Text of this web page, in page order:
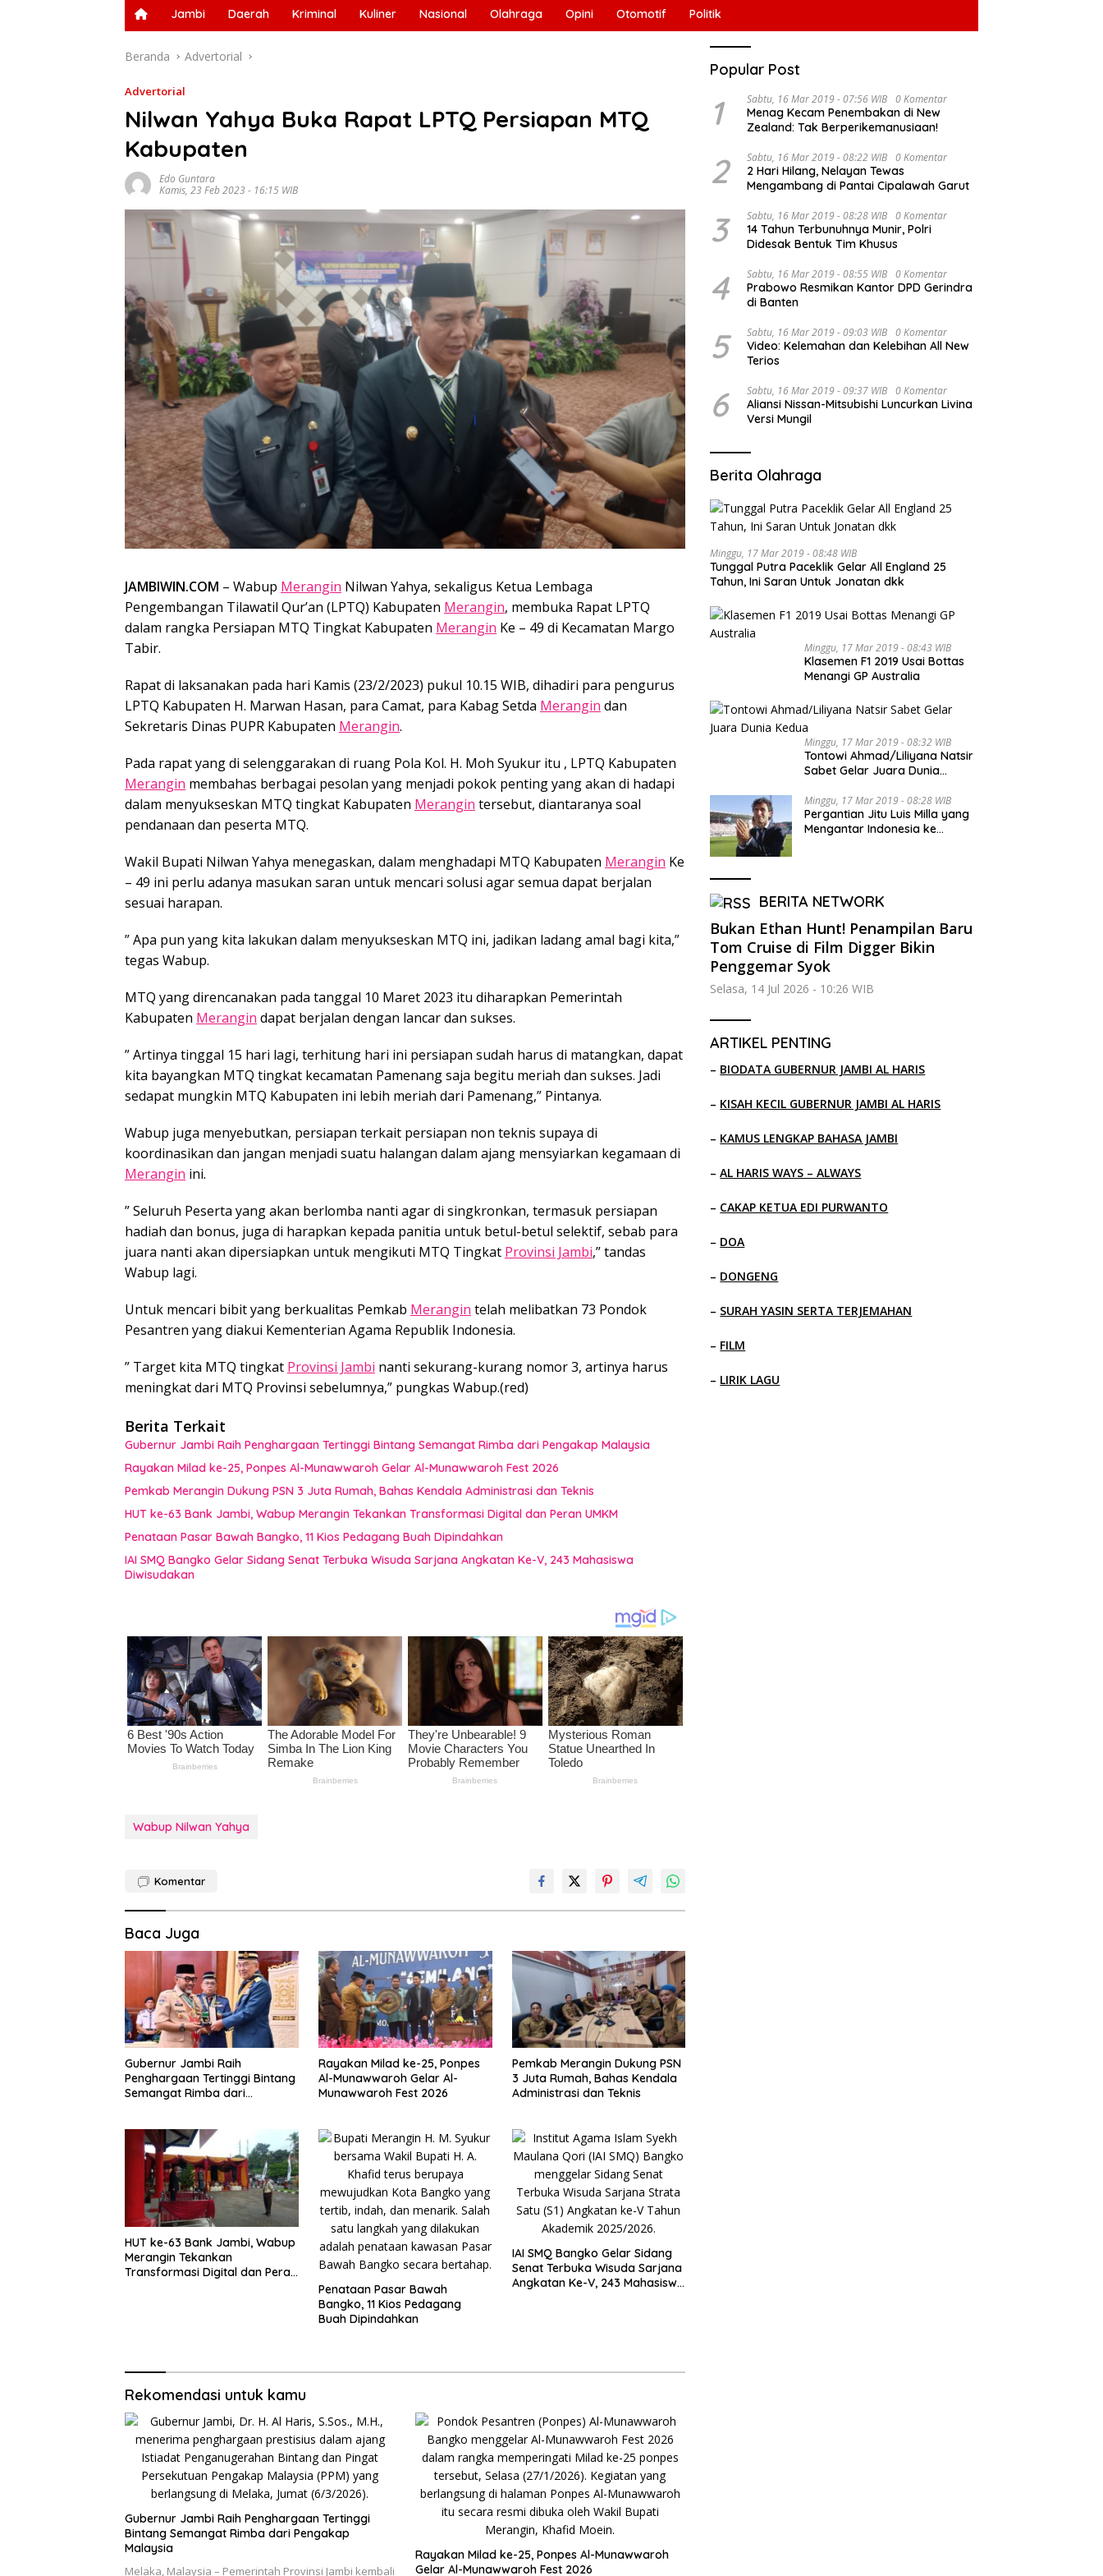
Jambi Daerah Kriminal Kuliner Nasional Olahraga Opini Otomotif Politik
Beranda Advertorial
Advertorial
Nilwan Yahya Buka Rapat LPTQ Persiapan MTQ
Kabupaten
Edo Guntara
Kamis, 23 Feb 2023 - 16:15 WIB
JAMBIWIN.COM – Wabup Merangin Nilwan Yahya, sekaligus Ketua Lembaga
Pengembangan Tilawatil Qur’an (LPTQ) Kabupaten Merangin, membuka Rapat LPTQ
dalam rangka Persiapan MTQ Tingkat Kabupaten Merangin Ke – 49 di Kecamatan Margo
Tabir.
Rapat di laksanakan pada hari Kamis (23/2/2023) pukul 10.15 WIB, dihadiri para pengurus
LPTQ Kabupaten H. Marwan Hasan, para Camat, para Kabag Setda Merangin dan
Sekretaris Dinas PUPR Kabupaten Merangin.
Pada rapat yang di selenggarakan di ruang Pola Kol. H. Moh Syukur itu , LPTQ Kabupaten
Merangin membahas berbagai pesolan yang menjadi pokok penting yang akan di hadapi
dalam menyukseskan MTQ tingkat Kabupaten Merangin tersebut, diantaranya soal
pendanaan dan peserta MTQ.
Wakil Bupati Nilwan Yahya menegaskan, dalam menghadapi MTQ Kabupaten Merangin Ke
– 49 ini perlu adanya masukan saran untuk mencari solusi agar semua dapat berjalan
sesuai harapan.
” Apa pun yang kita lakukan dalam menyukseskan MTQ ini, jadikan ladang amal bagi kita,”
tegas Wabup.
MTQ yang direncanakan pada tanggal 10 Maret 2023 itu diharapkan Pemerintah
Kabupaten Merangin dapat berjalan dengan lancar dan sukses.
” Artinya tinggal 15 hari lagi, terhitung hari ini persiapan sudah harus di matangkan, dapat
kita bayangkan MTQ tingkat kecamatan Pamenang saja begitu meriah dan sukses. Jadi
sedapat mungkin MTQ Kabupaten ini lebih meriah dari Pamenang,” Pintanya.
Wabup juga menyebutkan, persiapan terkait persiapan non teknis supaya di
koordinasikan dan jangan menjadi suatu halangan dalam ajang mensyiarkan kegamaan di
Merangin ini.
” Seluruh Peserta yang akan berlomba nanti agar di singkronkan, termasuk persiapan
hadiah dan bonus, juga di harapkan kepada panitia untuk betul-betul selektif, sebab para
juara nanti akan dipersiapkan untuk mengikuti MTQ Tingkat Provinsi Jambi,” tandas
Wabup lagi.
Untuk mencari bibit yang berkualitas Pemkab Merangin telah melibatkan 73 Pondok
Pesantren yang diakui Kementerian Agama Republik Indonesia.
” Target kita MTQ tingkat Provinsi Jambi nanti sekurang-kurang nomor 3, artinya harus
meningkat dari MTQ Provinsi sebelumnya,” pungkas Wabup.(red)
Berita Terkait
Gubernur Jambi Raih Penghargaan Tertinggi Bintang Semangat Rimba dari Pengakap Malaysia
Rayakan Milad ke-25, Ponpes Al-Munawwaroh Gelar Al-Munawwaroh Fest 2026
Pemkab Merangin Dukung PSN 3 Juta Rumah, Bahas Kendala Administrasi dan Teknis
HUT ke-63 Bank Jambi, Wabup Merangin Tekankan Transformasi Digital dan Peran UMKM
Penataan Pasar Bawah Bangko, 11 Kios Pedagang Buah Dipindahkan
IAI SMQ Bangko Gelar Sidang Senat Terbuka Wisuda Sarjana Angkatan Ke-V, 243 Mahasiswa
Diwisudakan
Wabup Nilwan Yahya
Komentar
Baca Juga
Gubernur Jambi Raih
Penghargaan Tertinggi Bintang
Semangat Rimba dari
Rayakan Milad ke-25, Ponpes
Al-Munawwaroh Gelar Al-
Munawwaroh Fest 2026
Pemkab Merangin Dukung PSN
3 Juta Rumah, Bahas Kendala
Administrasi dan Teknis
HUT ke-63 Bank Jambi, Wabup
Merangin Tekankan
Transformasi Digital dan Peran
Penataan Pasar Bawah
Bangko, 11 Kios Pedagang
Buah Dipindahkan
IAI SMQ Bangko Gelar Sidang
Senat Terbuka Wisuda Sarjana
Angkatan Ke-V, 243 Mahasiswa
Rekomendasi untuk kamu
Gubernur Jambi Raih Penghargaan Tertinggi
Bintang Semangat Rimba dari Pengakap
Malaysia
Melaka, Malaysia – Pemerintah Provinsi Jambi kembali
Rayakan Milad ke-25, Ponpes Al-Munawwaroh
Gelar Al-Munawwaroh Fest 2026
Popular Post
1 Sabtu, 16 Mar 2019 - 07:56 WIB 0 Komentar
Menag Kecam Penembakan di New
Zealand: Tak Berperikemanusiaan!
2 Sabtu, 16 Mar 2019 - 08:22 WIB 0 Komentar
2 Hari Hilang, Nelayan Tewas
Mengambang di Pantai Cipalawah Garut
3 Sabtu, 16 Mar 2019 - 08:28 WIB 0 Komentar
14 Tahun Terbunuhnya Munir, Polri
Didesak Bentuk Tim Khusus
4 Sabtu, 16 Mar 2019 - 08:55 WIB 0 Komentar
Prabowo Resmikan Kantor DPD Gerindra
di Banten
5 Sabtu, 16 Mar 2019 - 09:03 WIB 0 Komentar
Video: Kelemahan dan Kelebihan All New
Terios
6 Sabtu, 16 Mar 2019 - 09:37 WIB 0 Komentar
Aliansi Nissan-Mitsubishi Luncurkan Livina
Versi Mungil
Berita Olahraga
Minggu, 17 Mar 2019 - 08:48 WIB
Tunggal Putra Paceklik Gelar All England 25
Tahun, Ini Saran Untuk Jonatan dkk
Minggu, 17 Mar 2019 - 08:43 WIB
Klasemen F1 2019 Usai Bottas
Menangi GP Australia
Minggu, 17 Mar 2019 - 08:32 WIB
Tontowi Ahmad/Liliyana Natsir
Sabet Gelar Juara Dunia
Minggu, 17 Mar 2019 - 08:28 WIB
Pergantian Jitu Luis Milla yang
Mengantar Indonesia ke
BERITA NETWORK
Bukan Ethan Hunt! Penampilan Baru
Tom Cruise di Film Digger Bikin
Penggemar Syok
Selasa, 14 Jul 2026 - 10:26 WIB
ARTIKEL PENTING
– BIODATA GUBERNUR JAMBI AL HARIS
– KISAH KECIL GUBERNUR JAMBI AL HARIS
– KAMUS LENGKAP BAHASA JAMBI
–AL HARIS WAYS – ALWAYS
– CAKAP KETUA EDI PURWANTO
– DOA
– DONGENG
– SURAH YASIN SERTA TERJEMAHAN
– FILM
– LIRIK LAGU